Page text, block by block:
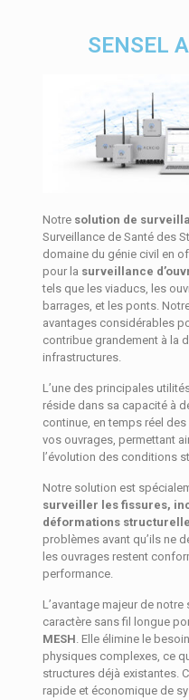
SENSEL
Notre solution de
Surveillance de Santé des
domaine du génie civil en
pour la surveillance
tels que les viaducs, les
barrages, et les ponts.
avantages considérables
contribue grandement à la
infrastructures.
L’une des principales
réside dans sa capacité à
continue, en temps réel
vos ouvrages, permettant
l’évolution des conditions
Notre solution est
surveiller les fissures,
déformations
problèmes avant qu’ils ne
les ouvrages restent
performance.
L’avantage majeur de
caractère sans fil longue
MESH . Elle élimine le
physiques complexes, ce
structures déjà existantes.
rapide et économique de